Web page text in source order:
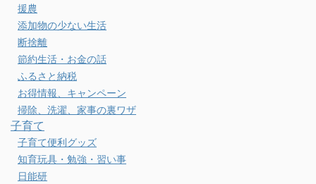
援農
添加物の少ない生活
断捨離
節約生活・お金の話
ふるさと納税
お得情報、キャンペーン
掃除、洗濯、家事の裏ワザ
子育て
子育て便利グッズ
知育玩具・勉強・習い事
日能研